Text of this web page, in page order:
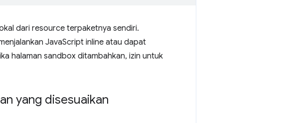
dari resource terpaketnya sendiri.
JavaScript inline atau dapat
halaman sandbox ditambahkan, izin untuk
yang disesuaikan